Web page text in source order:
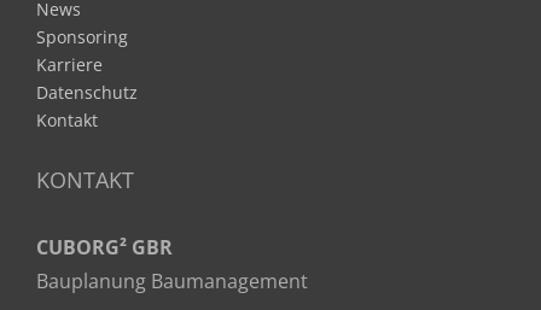
News
Sponsoring
Karriere
Datenschutz
Kontakt
KONTAKT
CUBORG² GBR
Bauplanung Baumanagement